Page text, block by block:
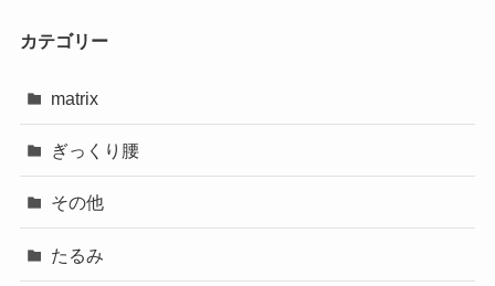
カテゴリー
matrix
ぎっくり腰
その他
たるみ